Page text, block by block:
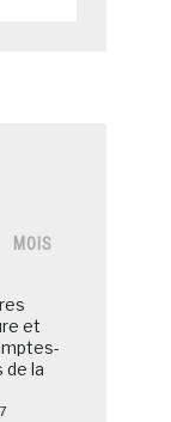
MOIS
et
de la